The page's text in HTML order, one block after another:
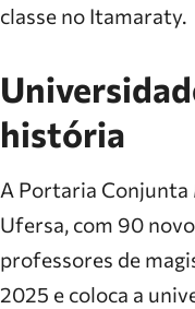
classe no Itamaraty.
história
A Portaria Conjunta
Ufersa, com 90
professores de
2025 e coloca a